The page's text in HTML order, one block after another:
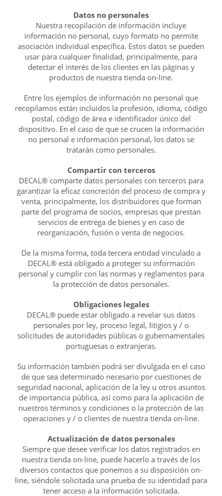
Datos no personales
Nuestra recopilación de información incluye
información no personal, cuyo formato no permite
asociación individual específica. Estos datos se pueden
usar para cualquier finalidad, principalmente, para
detectar el interés de los clientes en las páginas y
productos de nuestra tienda on-line.
Entre los ejemplos de información no personal que
recopilamos están incluidos la profesión, idioma, código
postal, código de área e identificador único del
dispositivo. En el caso de que se crucen la información
no personal e información personal, los datos se
tratarán como personales.
Compartir con terceros
DECAL® comparte datos personales con terceros para
garantizar la eficaz concreción del proceso de compra y
venta, principalmente, los distribuidores que forman
parte del programa de socios, empresas que prestan
servicios de entrega de bienes y en caso de
reorganización, fusión o venta de negocios.
De la misma forma, toda tercera entidad vinculado a
DECAL® está obligado a proteger su información
personal y cumplir con las normas y reglamentos para
la protección de datos personales.
Obligaciones legales
DECAL® puede estar obligado a revelar sus datos
personales por ley, proceso legal, litigios y / o
solicitudes de autoridades públicas o gubernamentales
portuguesas o extranjeras.
Su información también podrá ser divulgada en el caso
de que sea determinado necesario por cuestiones de
seguridad nacional, aplicación de la ley u otros asuntos
de importancia pública, así como para la aplicación de
nuestros términos y condiciones o la protección de las
operaciones y / o clientes de nuestra tienda on-line.
Actualización de datos personales
Siempre que desee verificar los datos registrados en
nuestra tienda on-line, puede hacerlo a través de los
diversos contactos que ponemos a su disposición on-
line, siéndole solicitada una prueba de su identidad para
tener acceso a la información solicitada.